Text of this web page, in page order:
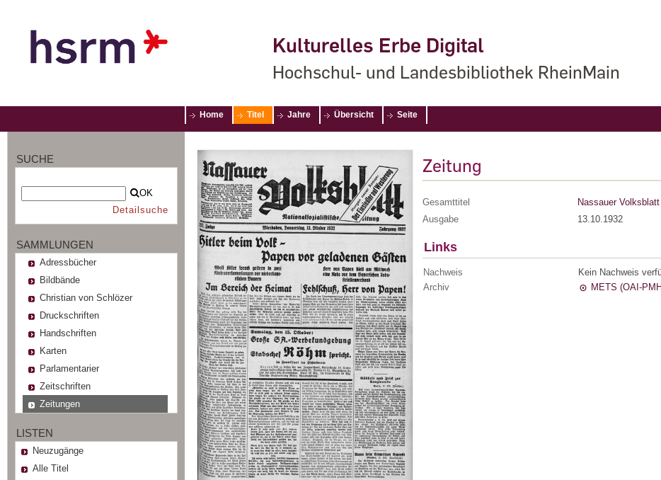
Kulturelles Erbe Digital
Hochschul- und Landesbibliothek RheinMain
Home Titel Jahre Übersicht Seite
SUCHE
OK
Detailsuche
SAMMLUNGEN
Adressbücher
Bildbände
Christian von Schlözer
Druckschriften
Handschriften
Karten
Parlamentarier
Zeitschriften
Zeitungen
LISTEN
Neuzugänge
Alle Titel
Zeitung
Gesamttitel
Nassauer Volksblatt
Ausgabe
13.10.1932
Links
Nachweis
Kein Nachweis
Archiv
METS (OAI-